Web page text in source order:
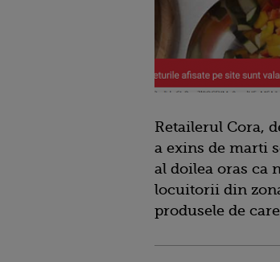
Retailerul Cora,
a exins de marti
al doilea oras ca
locuitorii din
produsele de